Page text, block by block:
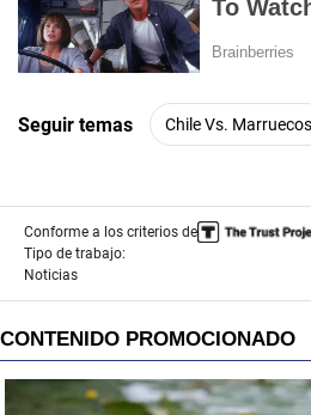
Seguir temas Chile Vs. Marruecos
Conforme a los criterios de
Tipo de trabajo:
Noticias